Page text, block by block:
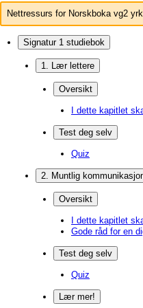
Nettressurs for Norskboka vg2
Signatur 1 studiebok
1. Lær lettere
Oversikt
I dette kapitlet
Test deg selv
Quiz
2. Muntlig
Oversikt
I dette kapitlet
Gode råd for en
Test deg selv
Quiz
Lær mer!